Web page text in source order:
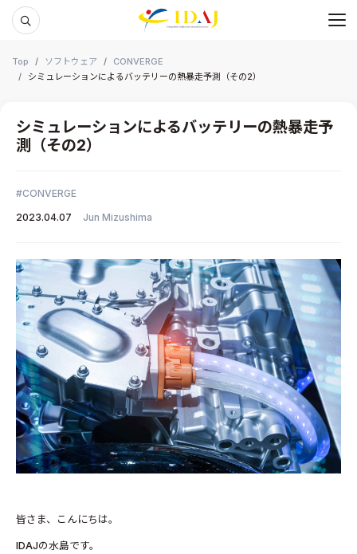
メ
Top ソフトウェア
CONVERGE
シミュレーションによるバッテリーの熱暴走予測（その2）
シミュレーションによるバッテリーの熱暴走予
測（その2）
CONVERGE
2023.04.07
Jun Mizushima
皆さま、こんにちは。
IDAJの水島です。